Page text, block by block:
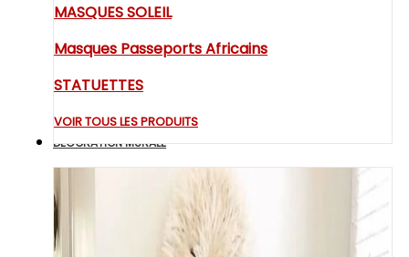
MASQUES SOLEIL
Masques Passeports Africains
STATUETTES
VOIR TOUS LES PRODUITS
DECORATION MURALE